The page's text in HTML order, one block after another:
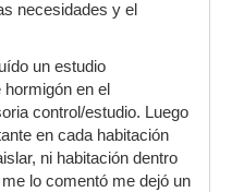
necesidades y el
un estudio
en el
control/estudio. Luego
en cada habitación
ni habitación dentro
lo comentó me dejó un